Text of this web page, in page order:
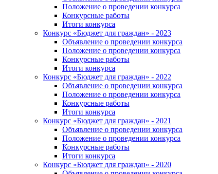
Положение о проведении конкурса
Конкурсные работы
Итоги конкурса
Конкурс «Бюджет для граждан» - 2023
Объявление о проведении конкурса
Положение о проведении конкурса
Конкурсные работы
Итоги конкурса
Конкурс «Бюджет для граждан» - 2022
Объявление о проведении конкурса
Положение о проведении конкурса
Конкурсные работы
Итоги конкурса
Конкурс «Бюджет для граждан» - 2021
Объявление о проведении конкурса
Положение о проведении конкурса
Конкурсные работы
Итоги конкурса
Конкурс «Бюджет для граждан» - 2020